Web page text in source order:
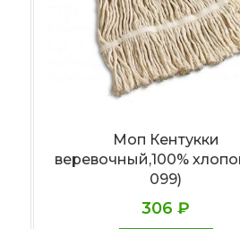
Моп Кентукки
веревочный,100%
099)
306₽